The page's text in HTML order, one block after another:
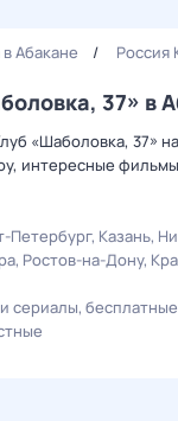
Абакане Россия
37» в
«Шаболовка, 37»
интересные
Петербург Казань
Ростов-на-Дону
сериалы